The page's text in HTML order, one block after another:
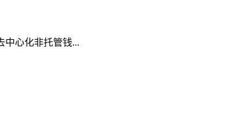
中心化非托管钱...